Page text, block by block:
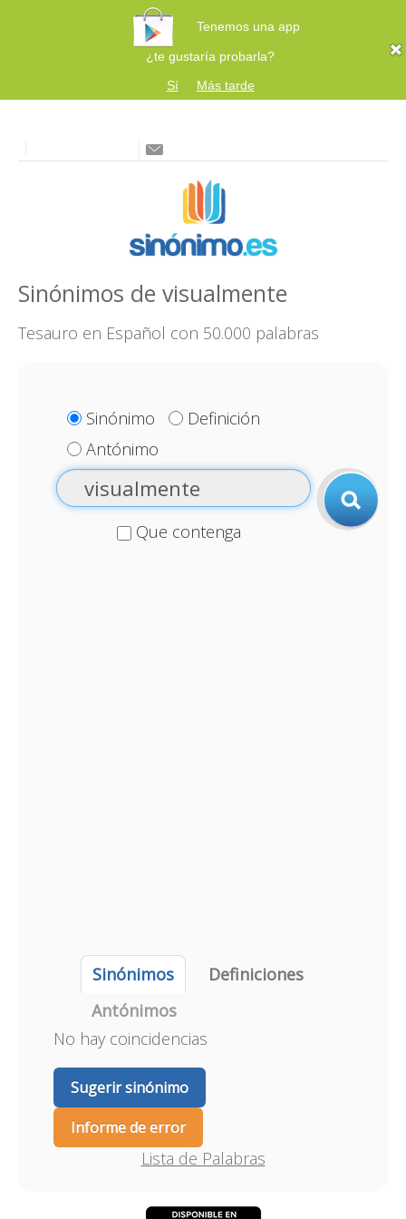
Tenemos una app
¿te gustaría probarla?
Sí
Más tarde
Sinónimos de visualmente
Tesauro en Español con 50.000 palabras
Sinónimo
Definición
Antónimo
Que contenga
Sinónimos
Definiciones
Antónimos
No hay coincidencias
Sugerir sinónimo
Informe de error
Lista de Palabras